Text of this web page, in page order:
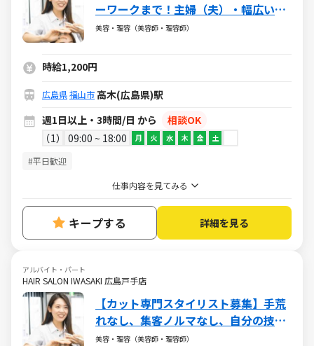
ーワークまで！主婦（夫）・幅広い年
代が活躍しています
美容・理容（美容師・理容師）
時給1,200円
広島県福山市 高木(広島県)駅
週1日以上・3時間/日 から
相談OK
1
09:00 ~ 18:00 月 火 水 木 金 土
#平日歓迎
仕事内容を見てみる
キープする 詳細を見る
アルバイト・パート
HAIR SALON IWASAKI 広島戸手店
【カット専門スタイリスト募集】手荒
れなし、集客ノルマなし、自分の技術
を活かせる場所です
美容・理容（美容師・理容師）